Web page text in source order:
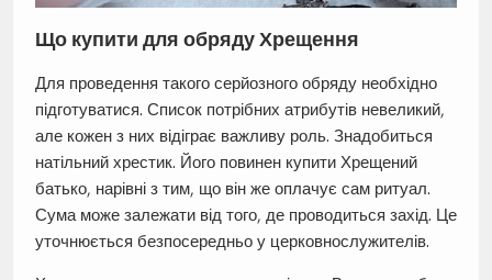
Що купити для обряду Хрещення
Для проведення такого серйозного обряду необхідно
підготуватися. Список потрібних атрибутів невеликий,
але кожен з них відіграє важливу роль. Знадобиться
натільний хрестик. Його повинен купити Хрещений
батько, нарівні з тим, що він же оплачує сам ритуал.
Сума може залежати від того, де проводиться захід. Це
уточнюється безпосередньо у церковнослужителів.